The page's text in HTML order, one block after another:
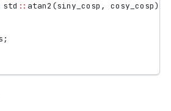
std :: atan2 (siny_cosp , cosy_cosp);
;